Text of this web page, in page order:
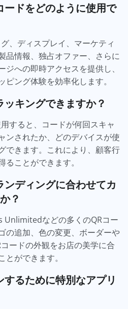
ードをどのように使用で
、ディスプレイ、マーケティ
品情報、独占オファー、さらに
への即時アクセスを提供し、
ング体験を効率化します。
キングできますか？
すると、コードが何回スキャ
ンされたか、どのデバイスが使
できます。これにより、顧客行
ことができます。
ディングに合わせてカ
？
Unlimitedなどの多くのQRコー
の追加、色の変更、ボーダーや
ードの外観をお店の美学に合
ができます。
るために特別なアプリ